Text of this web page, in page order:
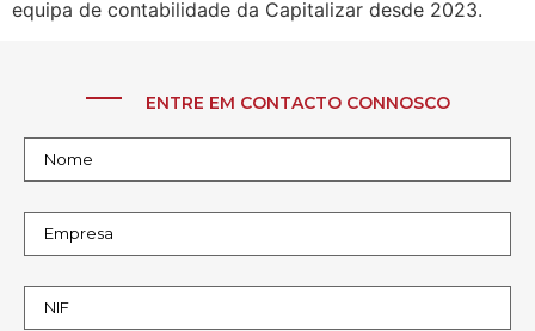
equipa de contabilidade da Capitalizar desde 2023.
ENTRE EM CONTACTO CONNOSCO